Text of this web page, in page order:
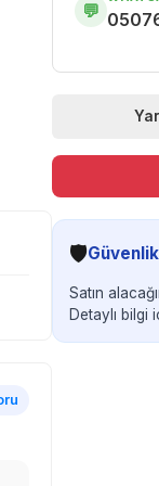
💬
🛡️
Satın
Detaylı bilgi